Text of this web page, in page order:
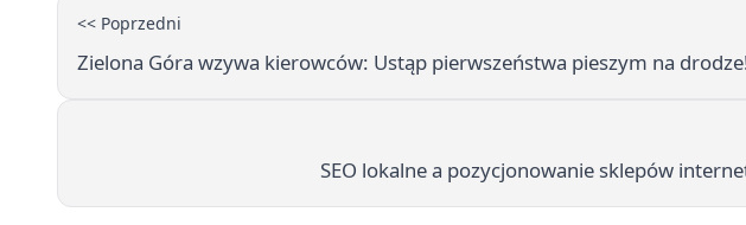
<< Poprzedni
Zielona Góra wzywa kierowców: Ustąp pierwszeństwa pieszym na
SEO lokalne a pozycjonowanie sklepów